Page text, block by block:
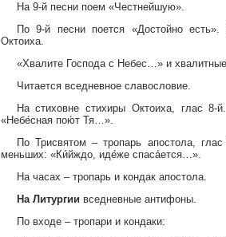
На 9-й песни поем «Честнейшую».
По 9-й песни поется «Достойно
Октоиха.
«Хвалите Господа с Небес…» и
Читается вседневное славословие.
На стиховне стихиры Октоиха, глас
«Небе́сная пою́т Тя…».
По Трисвятом – тропарь апостола,
меньших: «Ки́йждо, иде́же спаса́ется…».
На часах – тропарь и кондак апостола.
На Литургии вседневные антифоны.
По входе – тропари и кондаки: